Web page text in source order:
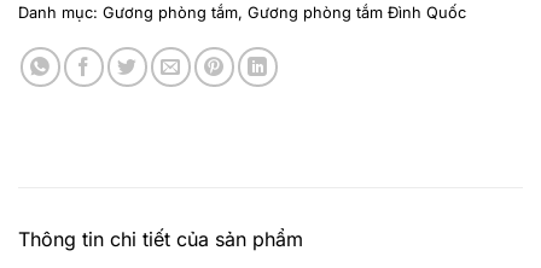
Danh mục: Gương phòng tắm, Gương phòng tắm Đình Quốc
Thông tin chi tiết của sản phẩm